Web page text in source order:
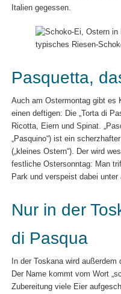
Italien gegessen.
typisches Riesen-
Pasquetta,
Auch am Ostermontag gibt es
einen deftigen: Die „Torta di
Ricotta, Eiern und Spinat.
„Pasquino“) ist ein
(„kleines Ostern“). Der wird
festliche Ostersonntag: Man
Park und verspeist dabei
Nur in der
di Pasqua
In der Toskana wird
Der Name kommt vom Wort
Zubereitung viele Eier